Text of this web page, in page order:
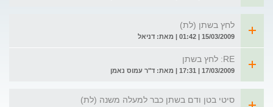
לחץ בשתן (לת)
15/03/2009 | 01:42 | מאת: דניאל
RE: לחץ בשתן
17/03/2009 | 17:31 | מאת: ד"ר עמוס נאמן
סיטי בטן ודם בשתן כבר למעלה משנה (לת)